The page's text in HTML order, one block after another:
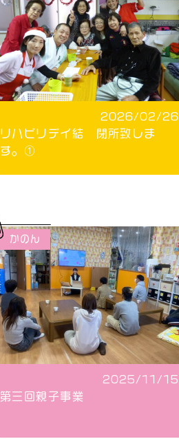
2026/02/26
リハビリデイ結 閉所致しま
す。①
2025/11/15
第三回親子事業
かのん